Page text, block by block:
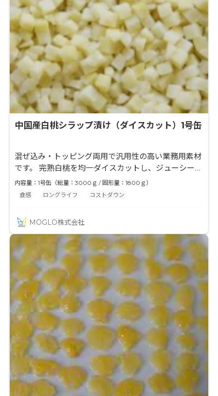
中国産白桃シラップ漬け（ダイスカット）1号缶
混ぜ込み・トッピング両用で汎用性の高い業務用素材
です。 完熟白桃を均一ダイスカットし、ジューシーな
果肉と上品な甘さをシロップで閉じ込めました。 糖
度：14～18度
内容量：1号缶（総量：3000ｇ / 固形量：1800ｇ）
食感
ロングライフ コストダウン
MOGLO株式会社